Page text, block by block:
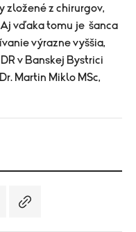
zložené z chirurgov,
vďaka tomu je šanca
výrazne vyššia,
v Banskej Bystrici
Martin Miklo MSc,